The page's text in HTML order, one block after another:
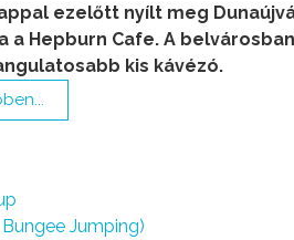
ezelőtt nyílt meg
a Hepburn Cafe. A
kis kávézó.
Jumping)